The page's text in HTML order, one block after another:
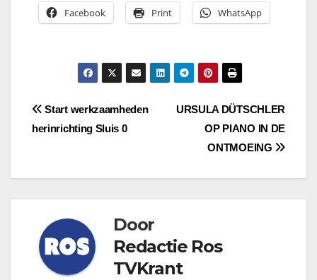
Facebook Print WhatsApp
Bericht
navigatie
URSULA DÜTSCHLER
OP PIANO IN DE
ONTMOEING
Start werkzaamheden
herinrichting Sluis 0
Door
Redactie Ros
TVKrant